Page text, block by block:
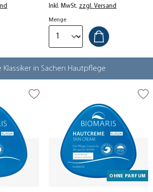
Inkl. MwSt. zzgl. Versand
Menge
Klassiker in Sachen Hautpflege
OHNE PARFUM